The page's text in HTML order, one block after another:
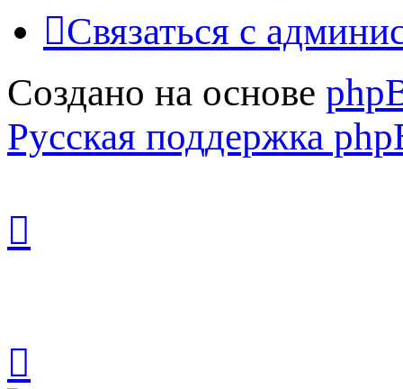
Связаться с
Создано на основе
Русская поддержка